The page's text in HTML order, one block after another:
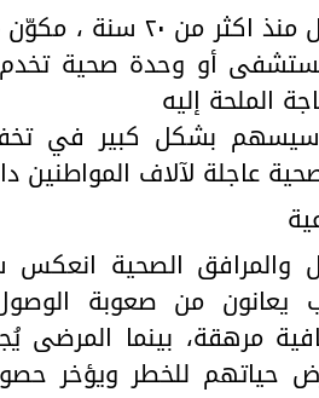
ويؤكد الأهالي وجود مبنى طبي
أو وحدة صحية تخدم
الملحة إليه
سيسهم بشكل كبير في
عاجلة لآلاف المواطنين
والمرافق الصحية
يعانون من صعوبة
مرهقة، بينما المرضى
حياتهم للخطر ويؤخر